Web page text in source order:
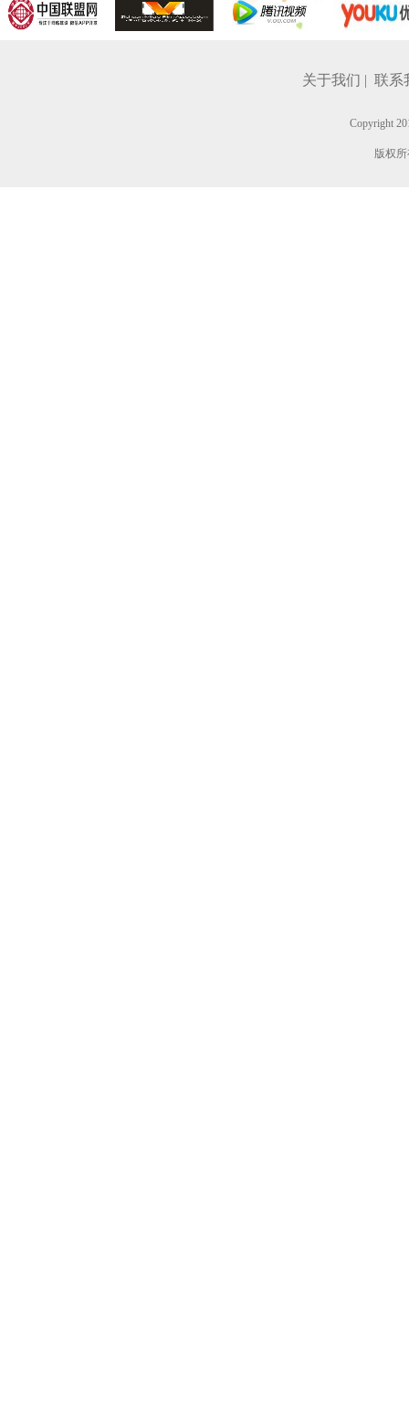
关于我们 | 联系
Copyright
版权